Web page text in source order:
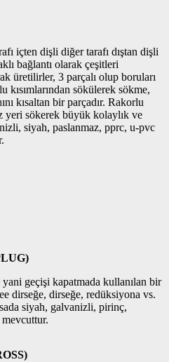
içten dişli diğer tarafı dıştan dişli
bağlantı olarak çeşitleri
üretilirler, 3 parçalı olup boruları
kısımlarından sökülerek sökme,
kısaltan bir parçadır. Rakorlu
yeri sökerek büyük kolaylık ve
siyah, paslanmaz, pprc, u-pvc
geçişi kapatmada kullanılan bir
dirseğe, dirseğe, redüksiyona vs.
siyah, galvanizli, pirinç,